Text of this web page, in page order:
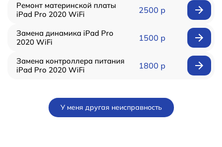
Ремонт материнской платы
iPad Pro 2020 WiFi
2500 р
Замена динамика iPad Pro
2020 WiFi
1500 р
Замена контроллера питания
iPad Pro 2020 WiFi
1800 р
У меня другая неисправность